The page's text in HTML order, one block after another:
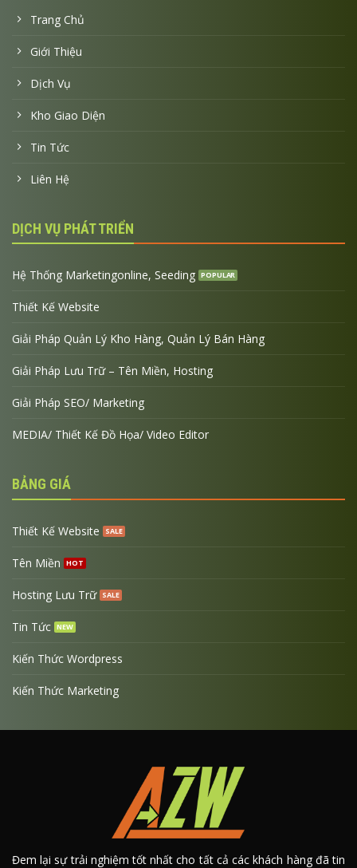
Trang Chủ
Giới Thiệu
Dịch Vụ
Kho Giao Diện
Tin Tức
Liên Hệ
DỊCH VỤ PHÁT TRIỂN
Hệ Thống Marketingonline, Seeding
Thiết Kế Website
Giải Pháp Quản Lý Kho Hàng, Quản Lý Bán Hàng
Giải Pháp Lưu Trữ – Tên Miền, Hosting
Giải Pháp SEO/ Marketing
MEDIA/ Thiết Kế Đồ Họa/ Video Editor
BẢNG GIÁ
Thiết Kế Website
Tên Miền
Hosting Lưu Trữ
Tin Tức
Kiến Thức Wordpress
Kiến Thức Marketing
Đem lại sự trải nghiệm tốt nhất cho tất cả các khách hàng đã tin